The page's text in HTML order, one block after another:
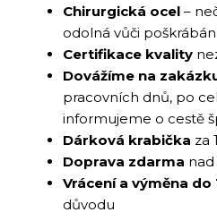
Chirurgická ocel –
odolná vůči
Certifikace kvality
Dovážíme na
pracovních dnů, po
informujeme o cestě
Dárková krabička za
Doprava zdarma
Vrácení a výměna do
důvodu